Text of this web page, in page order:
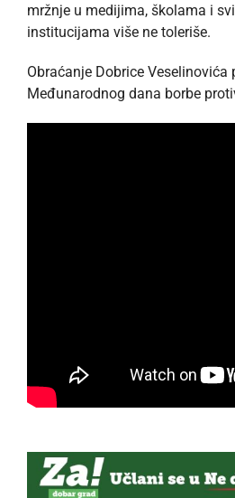
mržnje u medijima, školama i
institucijama više ne toleriše.
Obraćanje Dobrice Veselinovića
Međunarodnog dana borbe